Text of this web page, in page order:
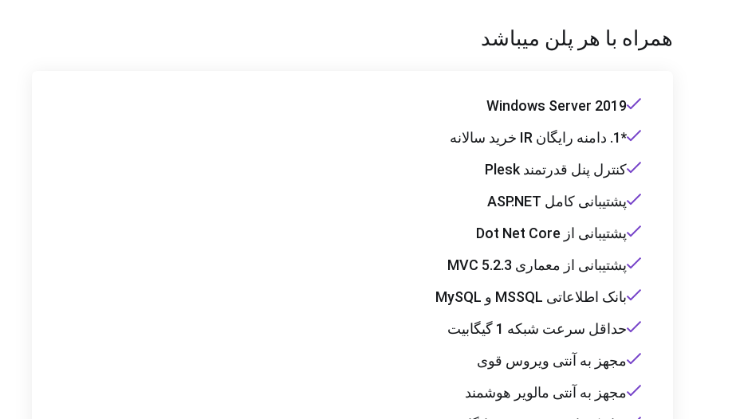
همراه با هر پلن میباشد
Windows Server 2019
*1. دامنه رایگان IR خرید سالانه
کنترل پنل قدرتمند Plesk
پشتیبانی کامل ASP.NET
پشتیبانی از Dot Net Core
پشتیبانی از معماری MVC 5.2.3
بانک اطلاعاتی MSSQL و MySQL
حداقل سرعت شبکه 1 گیگابیت
مجهز به آنتی ویروس قوی
مجهز به آنتی مالویر هوشمند